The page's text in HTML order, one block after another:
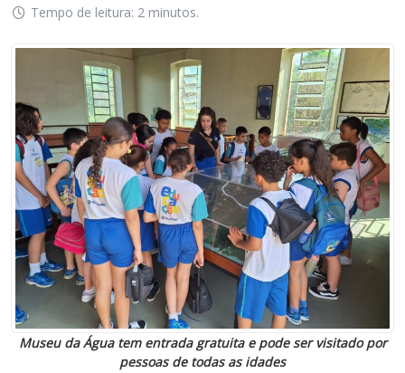
Tempo de leitura: 2 minutos.
Museu da Água tem entrada gratuita e pode ser visitado por
pessoas de todas as idades